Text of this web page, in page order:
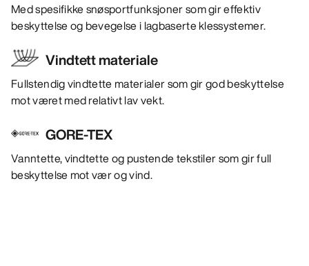
Med spesifikke snøsportfunksjoner som gir effektiv
beskyttelse og bevegelse i lagbaserte klessystemer.
Vindtett materiale
Fullstendig vindtette materialer som gir god beskyttelse
mot været med relativt lav vekt.
GORE-TEX
Vanntette, vindtette og pustende tekstiler som gir full
beskyttelse mot vær og vind.